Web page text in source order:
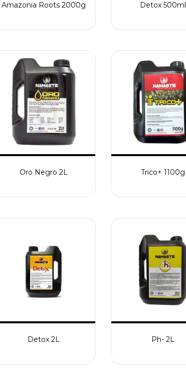
Amazonia Roots 2000g Detox 500ml
Oro Negro 2L Trico+ 1100g
Detox 2L Ph- 2L